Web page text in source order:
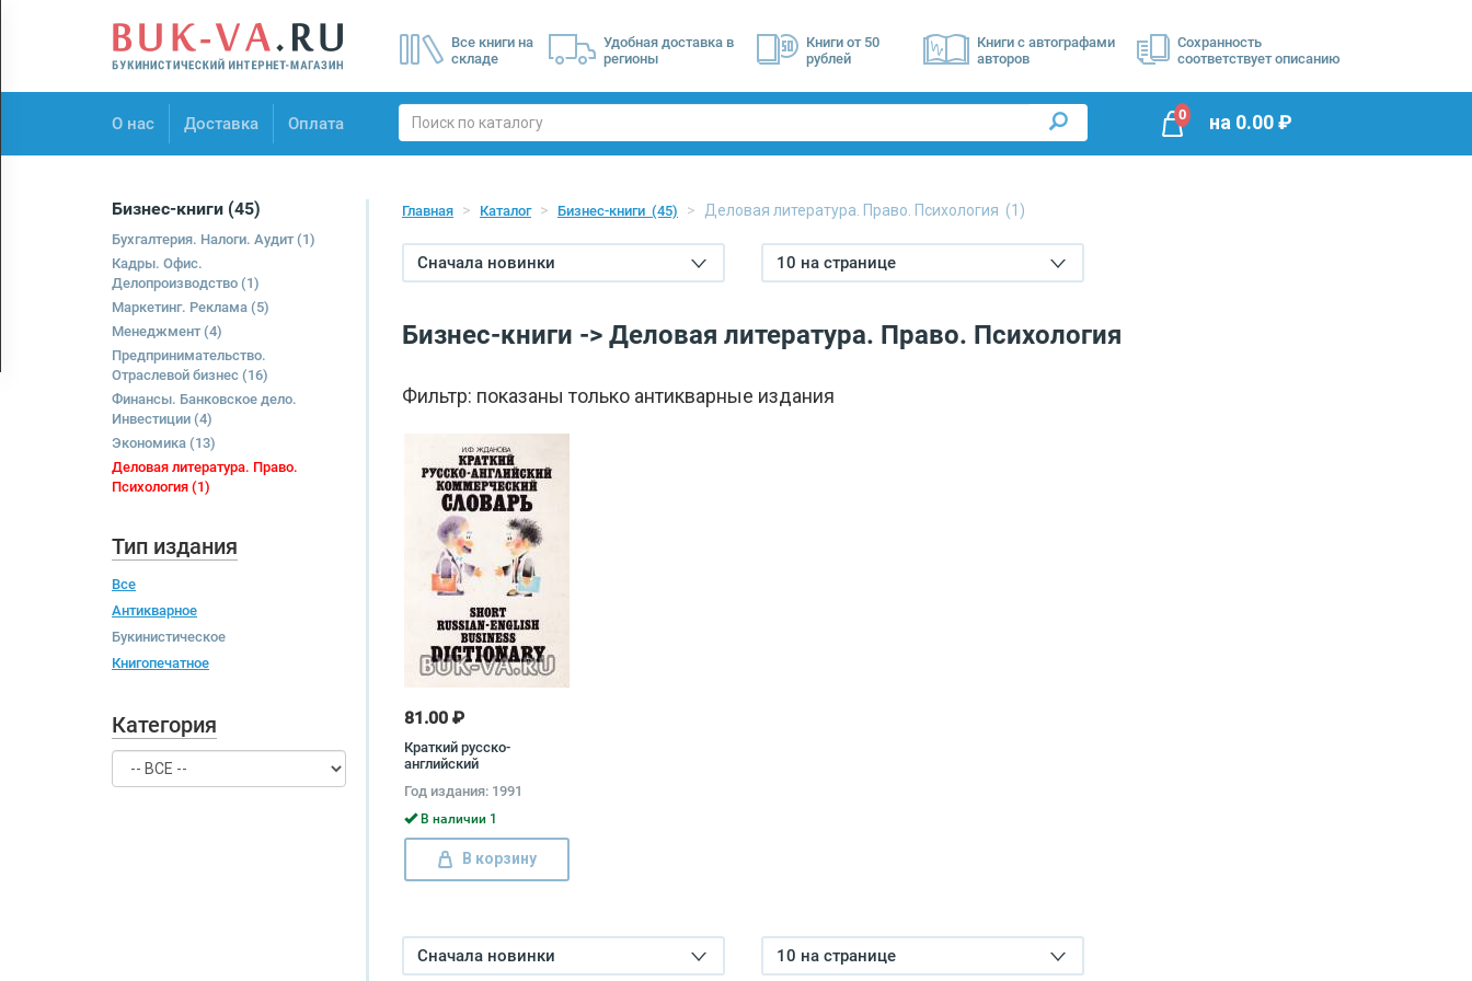
Все книги на
складе
Удобная доставка в
регионы
Книги от 50
рублей
Книги с автографами
авторов
Сохранность
соответствует описанию
О нас Доставка Оплата
О нас
0 на 0.00₽
Бизнес-книги (45)
Бухгалтерия. Налоги. Аудит(1)
Кадры. Офис.
Делопроизводство (1)
Маркетинг. Реклама (5)
Менеджмент(4)
Предпринимательство.
Отраслевой бизнес (16)
Финансы. Банковское дело.
Инвестиции (4)
Экономика (13)
Деловая литература. Право.
Психология (1)
Тип издания
Все
Антикварное
Букинистическое
Книгопечатное
Категория
Главная Каталог Бизнес-книги (45) Деловая литература. Право. Психология (1)
Сначала новинки 10 на странице
Бизнес-книги -> Деловая литература. Право. Психология
Фильтр: показаны только антикварные издания
81.00 ₽
Краткий русско-
английский
Short Russian-English
Business Dictionary
Год издания: 1991
В наличии 1
В корзину
Сначала новинки 10 на странице